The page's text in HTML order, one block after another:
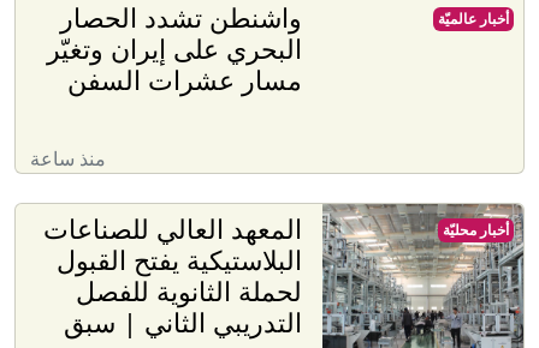
واشنطن تشدد الحصار
البحري على إيران وتغيّر
مسار عشرات السفن
منذ ساعة
أخبار عالميّة
المعهد العالي للصناعات
البلاستيكية يفتح القبول
لحملة الثانوية للفصل
التدريبي الثاني | سبق
أخبار محليّة